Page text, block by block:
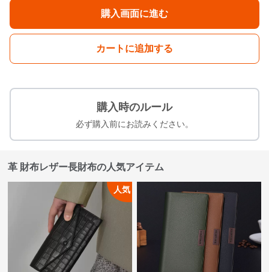
購入画面に進む
カートに追加する
購入時のルール
必ず購入前にお読みください。
革 財布レザー長財布の人気アイテム
人気